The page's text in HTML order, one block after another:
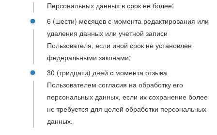
Персональных данных в срок не более:
6 (шести) месяцев с момента редактирования или
удаления данных или учетной записи
Пользователя, если иной срок не установлен
федеральными законами;
30 (тридцати) дней с момента отзыва
Пользователем согласия на обработку его
персональных данных, если их сохранение более
не требуется для целей обработки персональных
данных.